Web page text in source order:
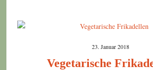
23. Januar 2018
Vegetarische